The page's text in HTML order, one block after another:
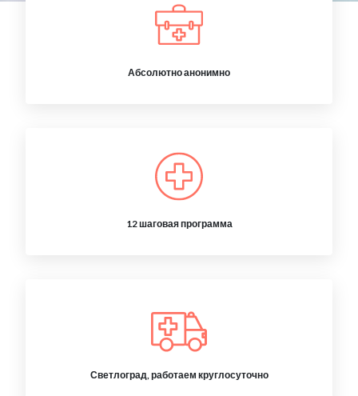
Абсолютно анонимно
12 шаговая программа
Светлоград, работаем круглосуточно